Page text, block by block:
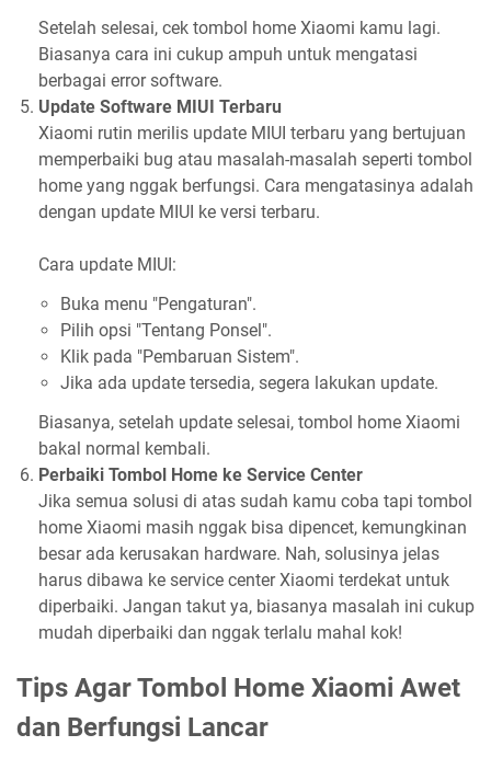
Setelah selesai, cek tombol home Xiaomi kamu lagi.
Biasanya cara ini cukup ampuh untuk mengatasi
berbagai error software.
Update Software MIUI Terbaru
Xiaomi rutin merilis update MIUI terbaru yang bertujuan
memperbaiki bug atau masalah-masalah seperti tombol
home yang nggak berfungsi. Cara mengatasinya adalah
dengan update MIUI ke versi terbaru.
Cara update MIUI:
Buka menu "Pengaturan".
Pilih opsi "Tentang Ponsel".
Klik pada "Pembaruan Sistem".
Jika ada update tersedia, segera lakukan update.
Biasanya, setelah update selesai, tombol home Xiaomi
bakal normal kembali.
Perbaiki Tombol Home ke Service Center
Jika semua solusi di atas sudah kamu coba tapi tombol
home Xiaomi masih nggak bisa dipencet, kemungkinan
besar ada kerusakan hardware. Nah, solusinya jelas
harus dibawa ke service center Xiaomi terdekat untuk
diperbaiki. Jangan takut ya, biasanya masalah ini cukup
mudah diperbaiki dan nggak terlalu mahal kok!
Tips Agar Tombol Home Xiaomi Awet
dan Berfungsi Lancar